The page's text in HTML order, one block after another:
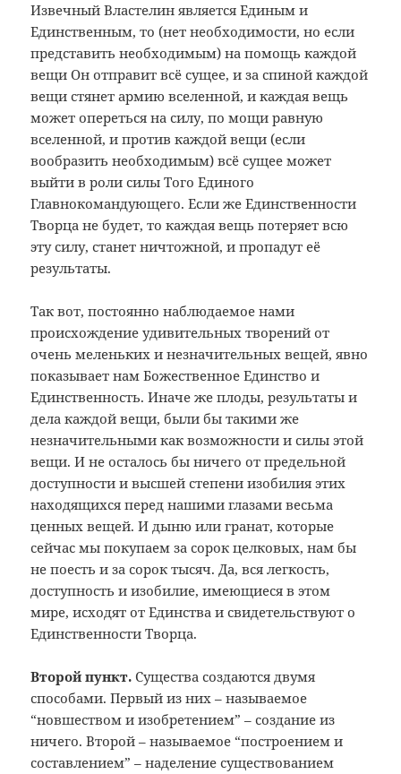
Извечный Властелин является Единым и
Единственным, то (нет необходимости, но если
представить необходимым) на помощь каждой
вещи Он отправит всё сущее, и за спиной каждой
вещи стянет армию вселенной, и каждая вещь
может опереться на силу, по мощи равную
вселенной, и против каждой вещи (если
вообразить необходимым) всё сущее может
выйти в роли силы Того Единого
Главнокомандующего. Если же Единственности
Творца не будет, то каждая вещь потеряет всю
эту силу, станет ничтожной, и пропадут её
результаты.
Так вот, постоянно наблюдаемое нами
происхождение удивительных творений от
очень меленьких и незначительных вещей, явно
показывает нам Божественное Единство и
Единственность. Иначе же плоды, результаты и
дела каждой вещи, были бы такими же
незначительными как возможности и силы этой
вещи. И не осталось бы ничего от предельной
доступности и высшей степени изобилия этих
находящихся перед нашими глазами весьма
ценных вещей. И дыню или гранат, которые
сейчас мы покупаем за сорок целковых, нам бы
не поесть и за сорок тысяч. Да, вся легкость,
доступность и изобилие, имеющиеся в этом
мире, исходят от Единства и свидетельствуют о
Единственности Творца.
Второй пункт. Существа создаются двумя
способами. Первый из них – называемое
“новшеством и изобретением” – создание из
ничего. Второй – называемое “построением и
составлением” – наделение существованием